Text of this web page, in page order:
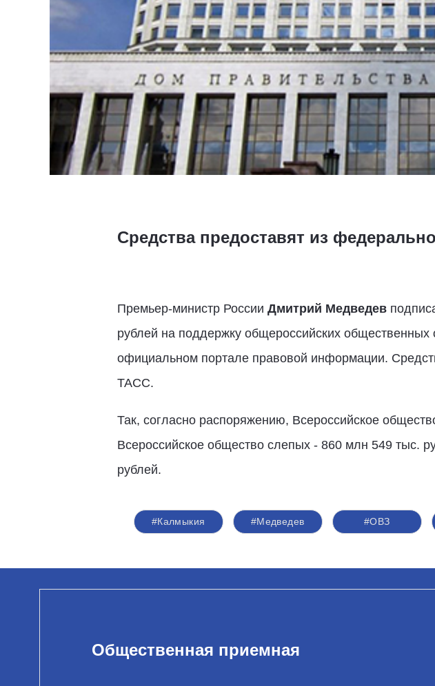
Средства предоставят из
Премьер-министр России Дмитрий Медведев
рублей на поддержку общероссийских
официальном портале правовой информации.
ТАСС.
Так, согласно распоряжению, Всероссийское
Всероссийское общество слепых - 860 млн 549 тыс.
рублей.
#Калмыкия #Медведев #ОВЗ
Общественная приемная